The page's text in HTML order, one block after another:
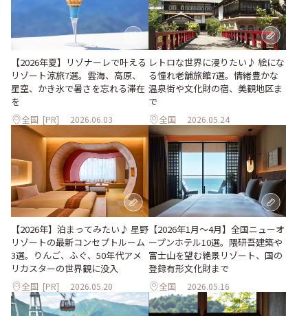
【2026年夏】リゾナーレで叶える
リゾート涼旅7選。雲海、高原、
星空、かき氷で暑さを忘れる滞在
を
全国 [PR] 2026.06.03
レトロな世界に浸りたい♪ 絵にな
る憧れ老舗旅館7選。情緒豊かな
温泉街や文化財の宿、美観地区ま
で
全国 2026.05.24
【2026年】泊まってみたい♪ 星野
リゾートの最新コンセプトルーム
3選。りんご、ふぐ、50年代アメ
リカスターの世界観に没入
全国 [PR] 2026.05.20
【2026年1月～4月】全国ニューオ
ープンホテル10選。隈研吾建築や
富士山を望む絶景リゾート、国の
登録有形文化財まで
全国 2026.05.16